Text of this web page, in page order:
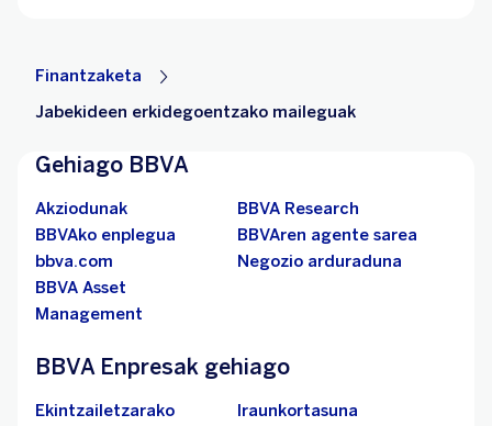
Finantzaketa
Jabekideen erkidegoentzako maileguak
Gehiago BBVA
Akziodunak
BBVA Research
BBVAko enplegua
BBVAren agente sarea
bbva.com
Negozio arduraduna
BBVA Asset
Management
BBVA Enpresak gehiago
Ekintzailetzarako
Iraunkortasuna